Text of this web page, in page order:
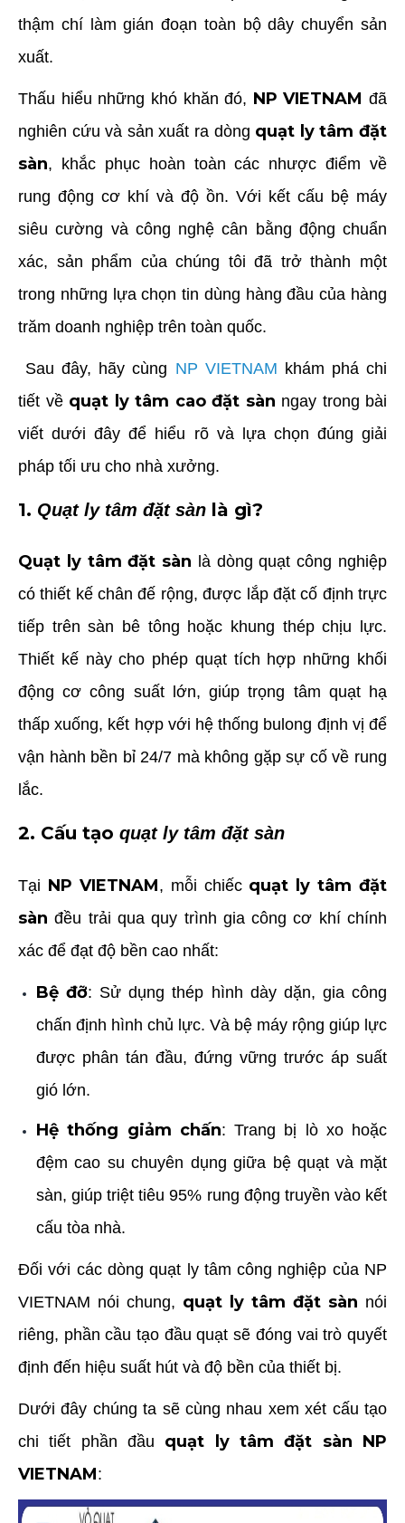
thậm chí làm gián đoạn toàn bộ dây chuyển sản
xuất.
Thấu hiểu những khó khăn đó, NP VIETNAM đã
nghiên cứu và sản xuất ra dòng quạt ly tâm đặt
sàn, khắc phục hoàn toàn các nhược điểm về
rung động cơ khí và độ ồn. Với kết cấu bệ máy
siêu cường và công nghệ cân bằng động chuẩn
xác, sản phẩm của chúng tôi đã trở thành một
trong những lựa chọn tin dùng hàng đầu của hàng
trăm doanh nghiệp trên toàn quốc.
Sau đây, hãy cùng NP VIETNAM khám phá chi
tiết về quạt ly tâm cao đặt sàn ngay trong bài
viết dưới đây để hiểu rõ và lựa chọn đúng giải
pháp tối ưu cho nhà xưởng.
1. Quạt ly tâm đặt sàn là gì?
Quạt ly tâm đặt sàn là dòng quạt công nghiệp
có thiết kế chân đế rộng, được lắp đặt cố định trực
tiếp trên sàn bê tông hoặc khung thép chịu lực.
Thiết kế này cho phép quạt tích hợp những khối
động cơ công suất lớn, giúp trọng tâm quạt hạ
thấp xuống, kết hợp với hệ thống bulong định vị để
vận hành bền bỉ 24/7 mà không gặp sự cố về rung
lắc.
2. Cấu tạo quạt ly tâm đặt sàn
Tại NP VIETNAM, mỗi chiếc quạt ly tâm đặt
sàn đều trải qua quy trình gia công cơ khí chính
xác để đạt độ bền cao nhất:
Bệ đỡ: Sử dụng thép hình dày dặn, gia công
chấn định hình chủ lực. Và bệ máy rộng giúp lực
được phân tán đầu, đứng vững trước áp suất
gió lớn.
Hệ thống giảm chấn: Trang bị lò xo hoặc
đệm cao su chuyên dụng giữa bệ quạt và mặt
sàn, giúp triệt tiêu 95% rung động truyền vào kết
cấu tòa nhà.
Đối với các dòngquạt ly tâm công nghiệp của NP
VIETNAM nói chung, quạt ly tâm đặt sàn nói
riêng, phần cầu tạo đầu quạt sẽ đóng vai trò quyết
định đến hiệu suất hút và độ bền của thiết bị.
Dưới đây chúng ta sẽ cùng nhau xem xét cấu tạo
chi tiết phần đầu quạt ly tâm đặt sàn NP
VIETNAM: